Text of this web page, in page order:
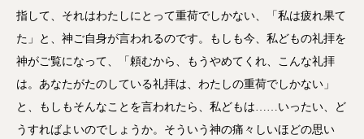
指して、それはわたしにとって重荷でしかない、「私は疲れ果て
た」と、神ご自身が言われるのです。もしも今、私どもの礼拝を
神がご覧になって、「頼むから、もうやめてくれ、こんな礼拝
は。あなたがたのしている礼拝は、わたしの重荷でしかない」
と、もしもそんなことを言われたら、私どもは……いったい、ど
うすればよいのでしょうか。そういう神の痛々しいほどの思い